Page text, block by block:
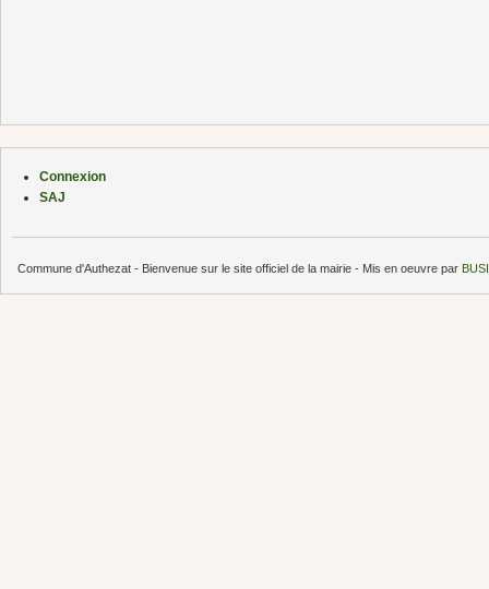
Connexion
SAJ
Commune d'Authezat - Bienvenue sur le site officiel de la mairie - Mis en oeuvre par